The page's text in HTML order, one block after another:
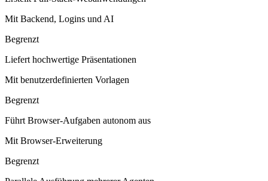
Mit Backend, Logins und AI
Begrenzt
Liefert hochwertige Präsentationen
Mit benutzerdefinierten Vorlagen
Begrenzt
Führt Browser-Aufgaben autonom aus
Mit Browser-Erweiterung
Begrenzt